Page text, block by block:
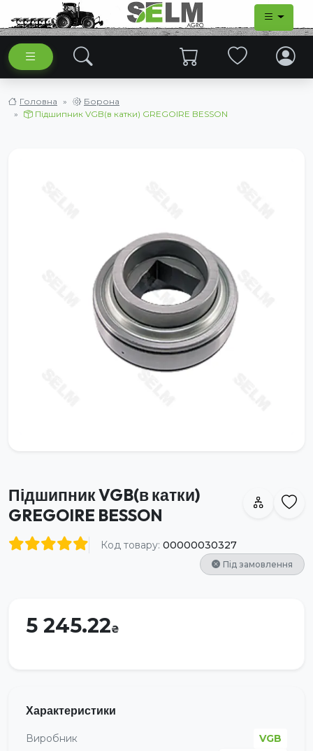
Головна
Борона
Підшипник VGB(в катки) GREGOIRE BESSON
Підшипник VGB(в катки)
GREGOIRE BESSON
Код товару: 00000030327
Під замовлення
5 245.22
Характеристики
Виробник
VGB